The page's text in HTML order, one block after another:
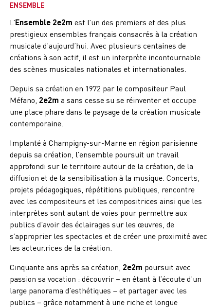
ENSEMBLE
L’Ensemble 2e2m est l’un des premiers et des plus
prestigieux ensembles français consacrés à la création
musicale d’aujourd’hui. Avec plusieurs centaines de
créations à son actif, il est un interprète incontournable
des scènes musicales nationales et internationales.
Depuis sa création en 1972 par le compositeur Paul
Méfano, 2e2m a sans cesse su se réinventer et occupe
une place phare dans le paysage de la création musicale
contemporaine.
Implanté à Champigny-sur-Marne en région parisienne
depuis sa création, l’ensemble poursuit un travail
approfondi sur le territoire autour de la création, de la
diffusion et de la sensibilisation à la musique. Concerts,
projets pédagogiques, répétitions publiques, rencontre
avec les compositeurs et les compositrices ainsi que les
interprètes sont autant de voies pour permettre aux
publics d’avoir des éclairages sur les œuvres, de
s’approprier les spectacles et de créer une proximité avec
les acteur.rices de la création.
Cinquante ans après sa création, 2e2m poursuit avec
passion sa vocation : découvrir – en étant à l’écoute d’un
large panorama d’esthétiques – et partager avec les
publics – grâce notamment à une riche et longue